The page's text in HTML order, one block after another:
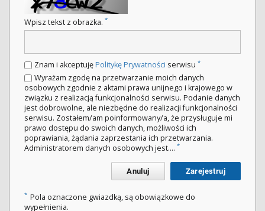
Wpisz tekst z obrazka. *
Znam i akceptujęPolitykę Prywatności serwisu *
Wyrażam zgodę na przetwarzanie moich danych
osobowych zgodnie z aktami prawa unijnego i krajowego w
związku z realizacją funkcjonalności serwisu. Podanie danych
jest dobrowolne, ale niezbędne do realizacji funkcjonalności
serwisu. Zostałem/am poinformowany/a, że przysługuje mi
prawo dostępu do swoich danych, możliwości ich
poprawiania, żądania zaprzestania ich przetwarzania.
Administratorem danych osobowych jest.... *
Anuluj Zarejestruj
* Pola oznaczone gwiazdką, są obowiązkowe do
wypełnienia.